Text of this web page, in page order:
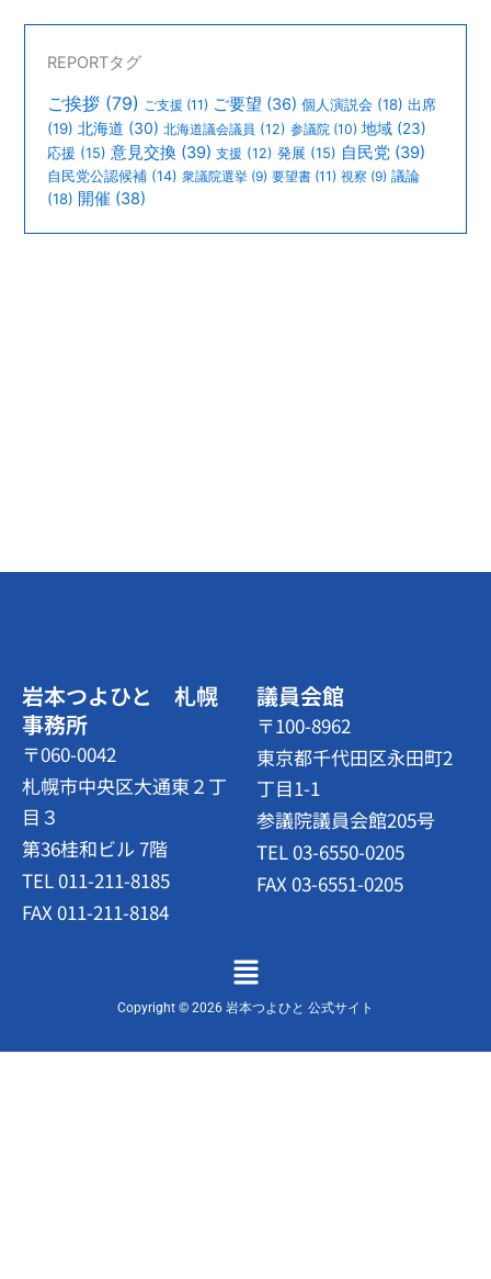
REPORTタグ
ご挨拶 (79) ご支援 (11) ご要望 (36) 個人演説会 (18) 出席
(19) 北海道 (30) 北海道議会議員 (12) 参議院 (10) 地域 (23)
応援 (15) 意見交換 (39) 支援 (12) 発展 (15) 自民党 (39)
自民党公認候補 (14) 衆議院選挙 (9) 要望書 (11) 視察 (9) 議論
(18) 開催 (38)
岩本つよひと 札幌
事務所
〒060-0042
札幌市中央区大通東２丁
目３
第36桂和ビル 7階
TEL 011-211-8185
FAX 011-211-8184
議員会館
〒100-8962
東京都千代田区永田町2
丁目1-1
参議院議員会館205号
TEL 03-6550-0205
FAX 03-6551-0205
メ
ニ
ュ
Copyright © 2026 岩本つよひと 公式サイト